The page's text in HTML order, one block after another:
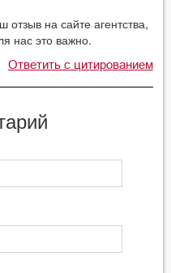
на сайте агентства,
нас это важно.
Ответить с цитированием